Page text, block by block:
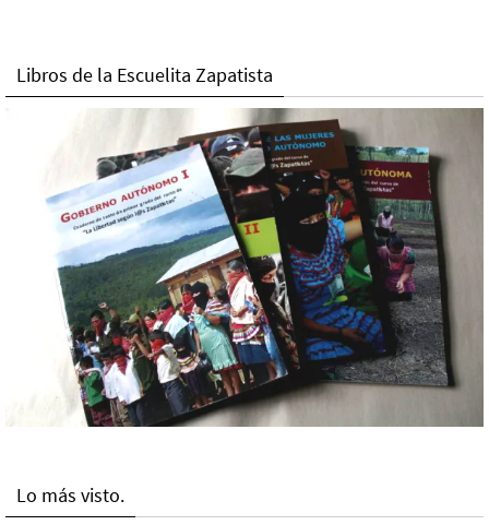
Libros de la Escuelita Zapatista
Lo más visto.